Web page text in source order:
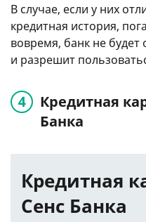
В случае, если у них
кредитная история,
вовремя, банк не
и разрешит
Кредитная
Банка
Кредитная
Сенс Банка